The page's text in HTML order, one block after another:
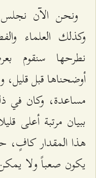
ونحن الآن نجلس
وكذلك العلماء
نطرحها سنقوم
أوضحناها قبل قليل،
مساعدة، وكان في
ببيان مرتبة أعلى
هذا المقدار كافٍ،
يكون صعباً ولا